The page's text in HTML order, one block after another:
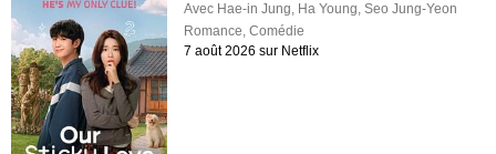
Avec Hae-in Jung, Ha Young,Seo Jung-Yeon
Romance,Comédie
7 août 2026 sur Netflix